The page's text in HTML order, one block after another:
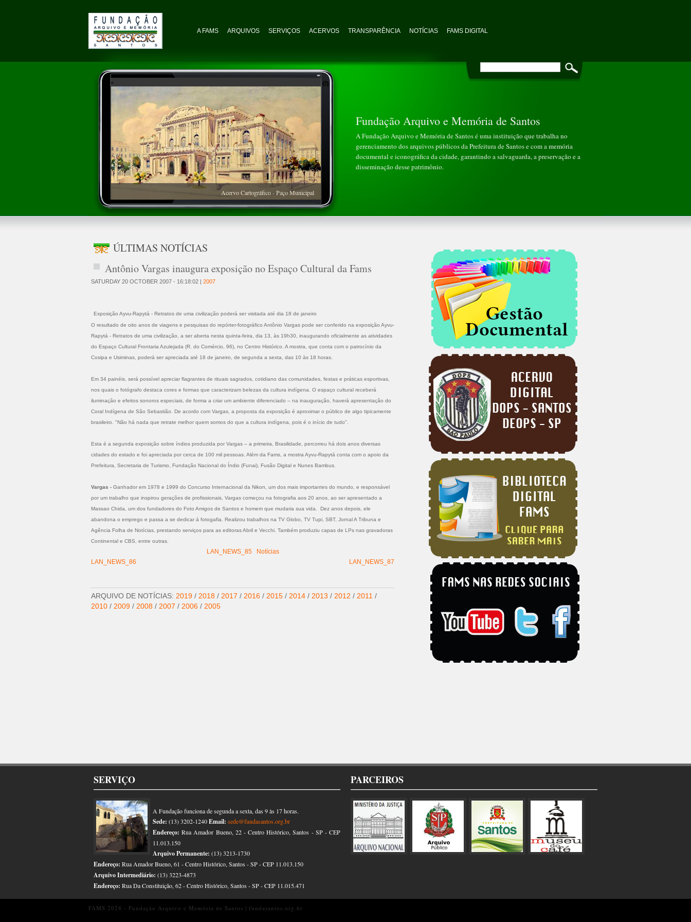
A FAMS ARQUIVOS SERVIÇOS ACERVOS TRANSPARÊNCIA NOTÍCIAS FAMS DIGITAL
Acervo Cartográfico - Paço Municipal
Fundação Arquivo e Memória de Santos
A Fundação Arquivo e Memória de Santos é uma instituição que trabalha no
gerenciamento dos arquivos públicos da Prefeitura de Santos e com a memória
documental e iconográfica da cidade, garantindo a salvaguarda, a preservação e a
disseminação desse patrimônio.
ÚLTIMAS NOTÍCIAS
Antônio Vargas inaugura exposição no Espaço Cultural da Fams
SATURDAY 20 OCTOBER 2007 - 16:18:02 | 2007
Exposição Ayvu-Rapytá - Retratos de uma civilização poderá ser visitada até dia 18 de janeiro
O resultado de oito anos de viagens e pesquisas do repórter-fotográfico Antônio Vargas pode ser conferido na exposição Ayvu-
Rapytá - Retratos de uma civilização, a ser aberta nesta quinta-feira, dia 13, às 19h30, inaugurando oficialmente as atividades
do Espaço Cultural Frontaria Azulejada (R. do Comércio, 96), no Centro Histórico. A mostra, que conta com o patrocínio da
Cosipa e Usiminas, poderá ser apreciada até 18 de janeiro, de segunda a sexta, das 10 às 18 horas.
Em 34 painéis, será possível apreciar flagrantes de rituais sagrados, cotidiano das comunidades, festas e práticas esportivas,
nos quais o fotógrafo destaca cores e formas que caracterizam belezas da cultura indígena. O espaço cultural receberá
iluminação e efeitos sonoros especiais, de forma a criar um ambiente diferenciado – na inauguração, haverá apresentação do
Coral Indígena de São Sebastião. De acordo com Vargas, a proposta da exposição é aproximar o público de algo tipicamente
brasileiro. "Não há nada que retrate melhor quem somos do que a cultura indígena, pois é o início de tudo".
Esta é a segunda exposição sobre índios produzida por Vargas – a primeira, Brasilidade, percorreu há dois anos diversas
cidades do estado e foi apreciada por cerca de 100 mil pessoas. Além da Fams, a mostra Ayvu-Rapytá conta com o apoio da
Prefeitura, Secretaria de Turismo, Fundação Nacional do Índio (Funai), Fusão Digital e Nunes Bambus.
Vargas - Ganhador em 1978 e 1999 do Concurso Internacional da Nikon, um dos mais importantes do mundo, e responsável
por um trabalho que inspirou gerações de profissionais, Vargas começou na fotografia aos 20 anos, ao ser apresentado a
Massao Chida, um dos fundadores do Foto Amigos de Santos e homem que mudaria sua vida. Dez anos depois, ele
abandona o emprego e passa a se dedicar á fotogafia. Realizou trabalhos na TV Globo, TV Tupi, SBT, Jornal A Tribuna e
Agência Folha de Notícias, prestando serviços para as editoras Abril e Vecchi. Também produziu capas de LPs nas gravadoras
Continental e CBS, entre outras.
LAN_NEWS_85
Notícias
LAN_NEWS_86
LAN_NEWS_87
ARQUIVO DE NOTÍCIAS: 2019 / 2018 / 2017 / 2016 / 2015 / 2014 / 2013 / 2012 / 2011 /
2010 / 2009 / 2008 / 2007 / 2006 / 2005
SERVIÇO
A Fundação funciona de segunda a sexta, das 9 às 17 horas.
Sede: (13) 3202-1240Email: sede@fundasantos.org.br
Endereço: Rua Amador Bueno, 22 - Centro Histórico, Santos - SP - CEP
11.013.150
Arquivo Permanente: (13) 3213-1730
Endereço: Rua Amador Bueno, 61 - Centro Histórico, Santos - SP - CEP 11.013.150
Arquivo Intermediário: (13) 3223-4873
Endereço: Rua Da Constituição, 62 - Centro Histórico, Santos - SP - CEP 11.015.471
PARCEIROS
FAMS 2024 - Fundação Arquivo e Memória de Santos | fundasantos.org.br